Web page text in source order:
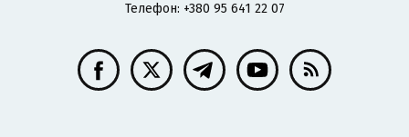
Телефон: +380 95 641 22 07